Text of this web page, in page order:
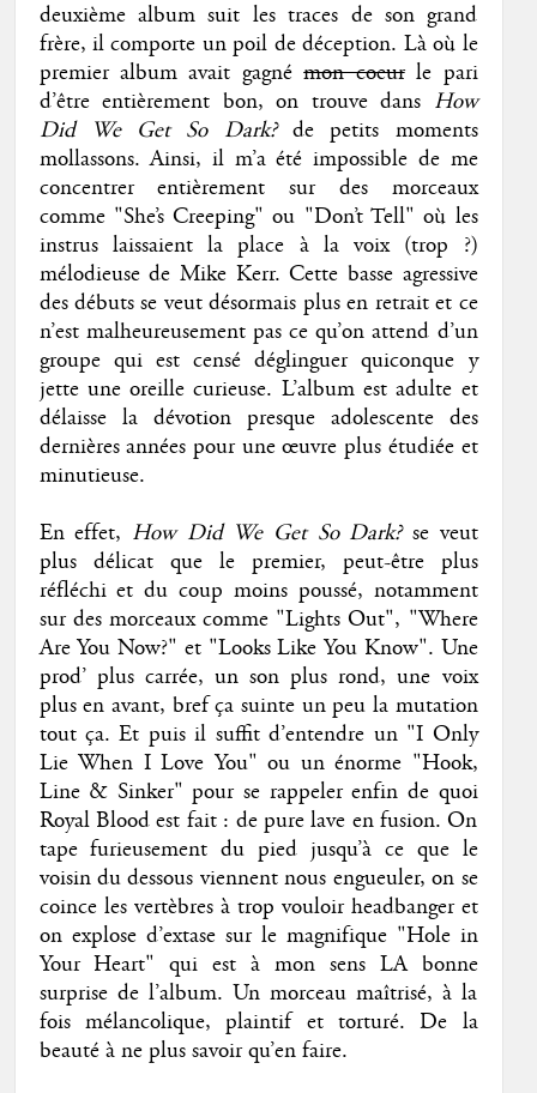
deuxième album suit les traces de son grand
frère, il comporte un poil de déception. Là où le
premier album avait gagnémon coeurle pari
d’être entièrement bon, on trouve dans How
Did We Get So Dark?de petits moments
mollassons. Ainsi, il m’a été impossible de me
concentrer entièrement sur des morceaux
comme "She’s Creeping" ou "Don’t Tell" où les
instrus laissaient la place à la voix (trop ?)
mélodieuse de Mike Kerr. Cette basse agressive
des débuts se veut désormais plus en retrait et ce
n’est malheureusement pas ce qu’on attend d’un
groupe qui est censé déglinguer quiconque y
jette une oreille curieuse. L’album est adulte et
délaisse la dévotion presque adolescente des
dernières années pour une œuvre plus étudiée et
minutieuse.
En effet, How Did We Get So Dark?se veut
plus délicat que le premier, peut-être plus
réfléchi et du coup moins poussé, notamment
sur des morceaux comme "Lights Out", "Where
Are You Now?" et "Looks Like You Know". Une
prod’ plus carrée, un son plus rond, une voix
plus en avant, bref ça suinte un peu la mutation
tout ça. Et puis il suffit d’entendre un "I Only
Lie When I Love You" ou un énorme "Hook,
Line & Sinker" pour se rappeler enfin de quoi
Royal Blood est fait : de pure lave en fusion. On
tape furieusement du pied jusqu’à ce que le
voisin du dessous viennent nous engueuler, on se
coince les vertèbres à trop vouloir headbanger et
on explose d’extase sur le magnifique "Hole in
Your Heart" qui est à mon sens LA bonne
surprise de l’album. Un morceau maîtrisé, à la
fois mélancolique, plaintif et torturé. De la
beauté à ne plus savoir qu’en faire.